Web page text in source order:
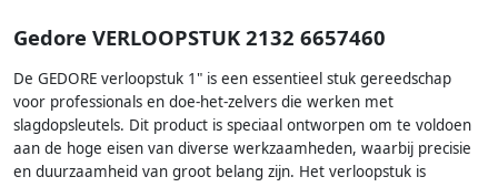
Gedore VERLOOPSTUK 2132 6657460
De GEDORE verloopstuk 1" is een essentieel stuk gereedschap
voor professionals en doe-het-zelvers die werken met
slagdopsleutels. Dit product is speciaal ontworpen om te voldoen
aan de hoge eisen van diverse werkzaamheden, waarbij precisie
en duurzaamheid van groot belang zijn. Het verloopstuk is